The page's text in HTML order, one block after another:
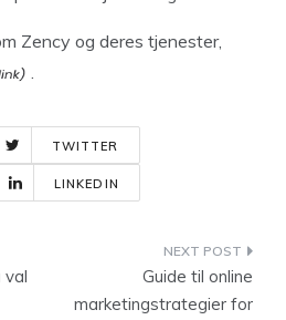
Zency og deres tjenester,
.
TWITTER
LINKEDIN
val
Guide til online
marketingstrategier for